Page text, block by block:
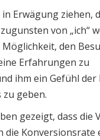
Erwägung ziehen,
von „ich“
den
Erfahrungen zu
ihm ein Gefühl
zu geben.
gezeigt, dass die
die Konversionsrate